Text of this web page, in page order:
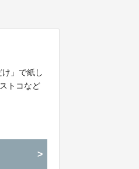
」で紙し
トコなど